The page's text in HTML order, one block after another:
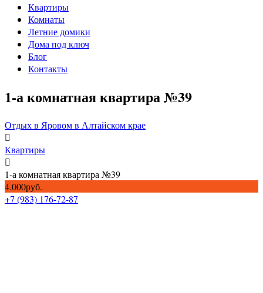
Квартиры
Комнаты
Летние домики
Дома под ключ
Блог
Контакты
1-а комнатная квартира №39
Отдых в Яровом в Алтайском крае
Квартиры
1-а комнатная квартира №39
4.000руб.
+7 (983) 176-72-87